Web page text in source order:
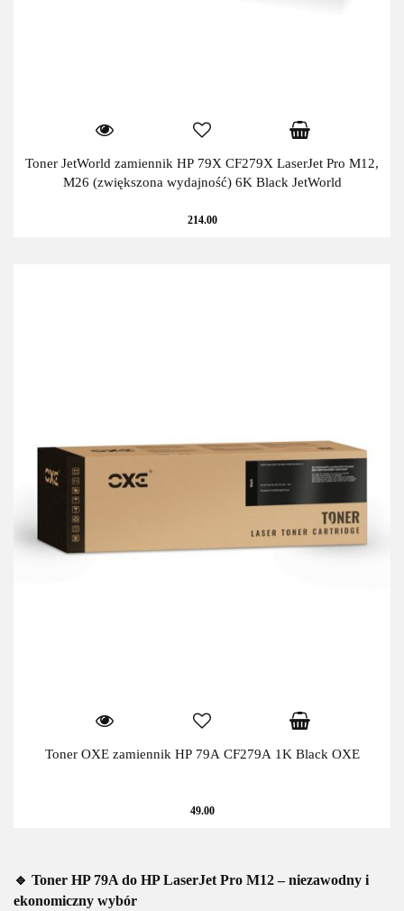
Toner JetWorld zamiennik HP 79X CF279X LaserJet Pro M12,
M26 (zwiększona wydajność) 6K Black JetWorld
214.00
Toner OXE zamiennik HP 79A CF279A 1K Black OXE
49.00
🔹 Toner HP 79A do HP LaserJet Pro M12 – niezawodny i
ekonomiczny wybór